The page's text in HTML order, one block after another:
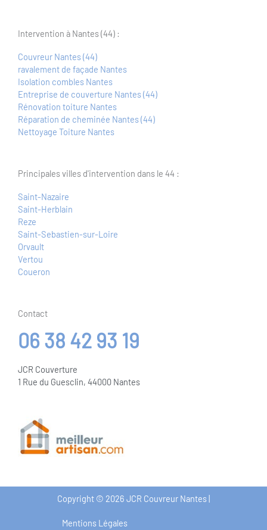
Intervention à Nantes (44) :
Couvreur Nantes (44)
ravalement de façade Nantes
Isolation combles Nantes
Entreprise de couverture Nantes (44)
Rénovation toiture Nantes
Réparation de cheminée Nantes (44)
Nettoyage Toiture Nantes
Principales villes d'intervention dans le 44 :
Saint-Nazaire
Saint-Herblain
Reze
Saint-Sebastien-sur-Loire
Orvault
Vertou
Coueron
Contact
06 38 42 93 19
JCR Couverture
1 Rue du Guesclin, 44000 Nantes
Copyright © 2026 JCR Couvreur Nantes |
Mentions Légales